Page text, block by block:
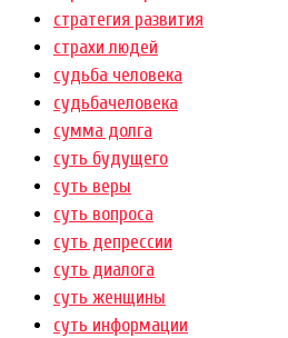
стратегия развития
страхи людей
судьба человека
судьбачеловека
сумма долга
суть будущего
суть веры
суть вопроса
суть депрессии
суть диалога
суть женщины
суть информации